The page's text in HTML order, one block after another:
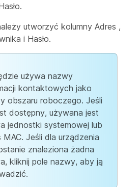
utworzyć kolumny Adres ,
i Hasło.
używa nazwy
kontaktowych jako
obszaru roboczego. Jeśli
dostępny, używana jest
jednostki systemowej lub
MAC. Jeśli dla urządzenia
znaleziona żadna
kliknij pole nazwy, aby ją